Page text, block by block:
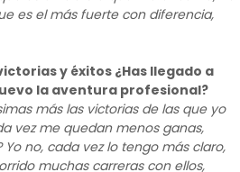
es el más fuerte con diferencia,
y éxitos ¿Has llegado a
la aventura profesional?
más las victorias de las que yo
vez me quedan menos ganas,
no, cada vez lo tengo más claro,
muchas carreras con ellos,